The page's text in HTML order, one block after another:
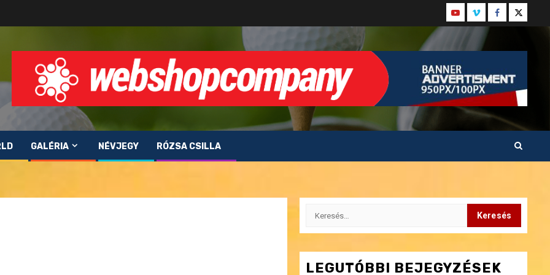
YoutubeVimeoFacebook
Twitter
GALÉRIA NÉVJEGY RÓZSA CSILLA
Keresés:
LEGUTÓBBI BEJEGYZÉSEK